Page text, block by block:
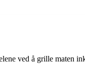
ved å grille maten